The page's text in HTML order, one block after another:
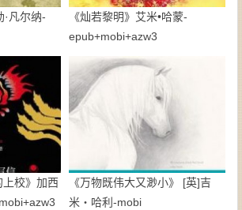
·凡尔纳-
《灿若黎明》艾米•哈蒙-
epub+mobi+azw3
上校》加西
《万物既伟大又渺小》 [英]吉
米・哈利-mobi